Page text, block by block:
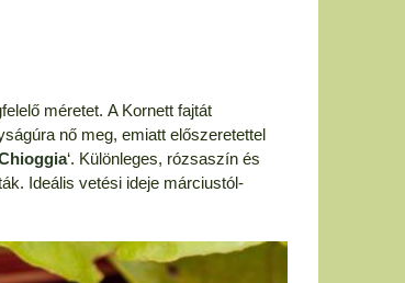
méretet. A Kornett fajtát
nő meg, emiatt előszeretettel
‘. Különleges, rózsaszín és
Ideális vetési ideje márciustól-